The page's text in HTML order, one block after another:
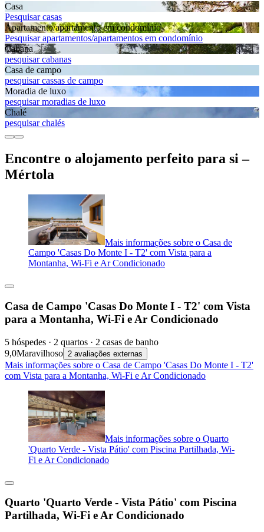
Casa
Pesquisar casas
Apartamento/apartamento em condomínio
Pesquisar apartamentos/apartamentos em condomínio
Cabana
pesquisar cabanas
Casa de campo
pesquisar cassas de campo
Moradia de luxo
pesquisar moradias de luxo
Chalé
pesquisar chalés
Encontre o alojamento perfeito para si –
Mértola
Mais informações sobre o Casa de
Campo 'Casas Do Monte I - T2' com Vista para a
Montanha, Wi-Fi e Ar Condicionado
Casa de Campo 'Casas Do Monte I - T2' com Vista
para a Montanha, Wi-Fi e Ar Condicionado
5 hóspedes · 2 quartos · 2 casas de banho
9,0Maravilhoso 2 avaliações externas
Mais informações sobre o Casa de Campo 'Casas Do Monte I - T2'
com Vista para a Montanha, Wi-Fi e Ar Condicionado
Mais informações sobre o Quarto
'Quarto Verde - Vista Pátio' com Piscina Partilhada, Wi-
Fi e Ar Condicionado
Quarto 'Quarto Verde - Vista Pátio' com Piscina
Partilhada, Wi-Fi e Ar Condicionado